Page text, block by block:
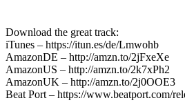
Download the great track:
iTunes – https://itun.es/de/Lmwohb
AmazonDE – http://amzn.to/2jFxeXe
AmazonUS – http://amzn.to/2k7xPh2
AmazonUK – http://amzn.to/2j0OOE3
Beat Port – https://www.beatport.com/